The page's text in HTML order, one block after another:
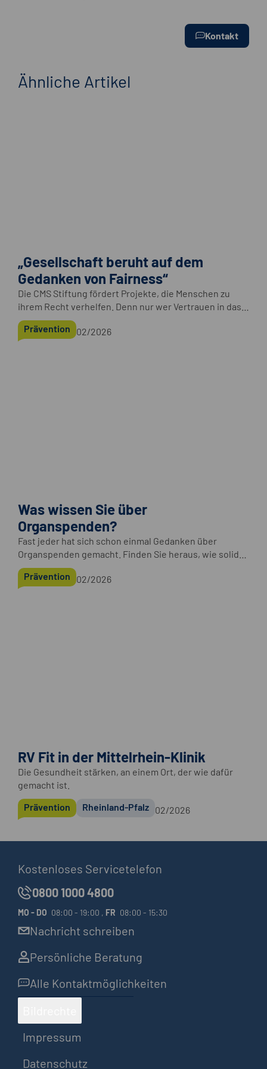
Kontakt
Ähnliche Artikel
„Gesellschaft beruht auf dem
Gedanken von Fairness“
Die CMS Stiftung fördert Projekte, die Menschen zu
ihrem Recht verhelfen. Denn nur wer Vertrauen in das
Rechtssystem hat, vertraut auch der Gemeinschaft.
Prävention 02/2026
Was wissen Sie über
Organspenden?
Fast jeder hat sich schon einmal Gedanken über
Organspenden gemacht. Finden Sie heraus, wie solide
Ihre Kenntnisse sind.
Prävention 02/2026
RV Fit in der Mittelrhein-Klinik
Die Gesundheit stärken, an einem Ort, der wie dafür
gemacht ist.
Prävention
Rheinland-Pfalz 02/2026
Kostenloses Servicetelefon
0800 1000 4800
MO - DO 08:00 - 19:00 , FR 08:00 - 15:30
Nachricht schreiben
Persönliche Beratung
Alle Kontaktmöglichkeiten
Impressum
Datenschutz